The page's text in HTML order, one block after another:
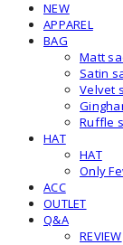
NEW
APPAREL
BAG
Matt
Satin
Velvet
Ruffle
HAT
HAT
Only
ACC
OUTLET
Q&A
REVIEW